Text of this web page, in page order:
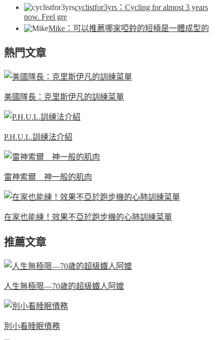
cyclistfor3yrs ：Cycling for almost 3 years
now. Feel gre
Mike ：可以推薦哪家啞鈴的短槓是一體成型的
熱門文章
美國隊長：克里斯伊凡的訓練菜單
P.H.U.L.訓練法介紹
雷神索爾 神一般的肌肉
在家也能練！效果不亞於跑步機的心肺訓練菜單
推薦文章
人生無極限—70歲的超級鐵人阿嬤
別小看睡眠債務